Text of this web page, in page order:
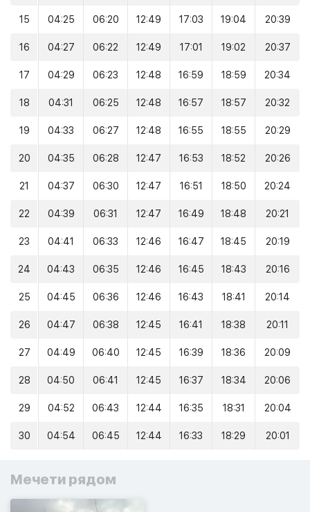
15 04:25 06:20 12:49 17:03 19:04 20:39
16 04:27 06:22 12:49 17:01 19:02 20:37
17 04:29 06:23 12:48 16:59 18:59 20:34
18 04:31 06:25 12:48 16:57 18:57 20:32
19 04:33 06:27 12:48 16:55 18:55 20:29
20 04:35 06:28 12:47 16:53 18:52 20:26
21 04:37 06:30 12:47 16:51 18:50 20:24
22 04:39 06:31 12:47 16:49 18:48 20:21
23 04:41 06:33 12:46 16:47 18:45 20:19
24 04:43 06:35 12:46 16:45 18:43 20:16
25 04:45 06:36 12:46 16:43 18:41 20:14
26 04:47 06:38 12:45 16:41 18:38 20:11
27 04:49 06:40 12:45 16:39 18:36 20:09
28 04:50 06:41 12:45 16:37 18:34 20:06
29 04:52 06:43 12:44 16:35 18:31 20:04
30 04:54 06:45 12:44 16:33 18:29 20:01
Мечети рядом